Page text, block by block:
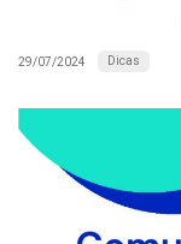
29/07/2024 Dicas